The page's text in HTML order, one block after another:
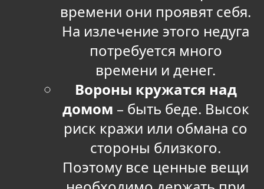
времени они проявят себя.
На излечение этого недуга
потребуется много
времени и денег.
Вороны кружатся над
домом – быть беде. Высок
риск кражи или обмана со
стороны близкого.
Поэтому все ценные вещи